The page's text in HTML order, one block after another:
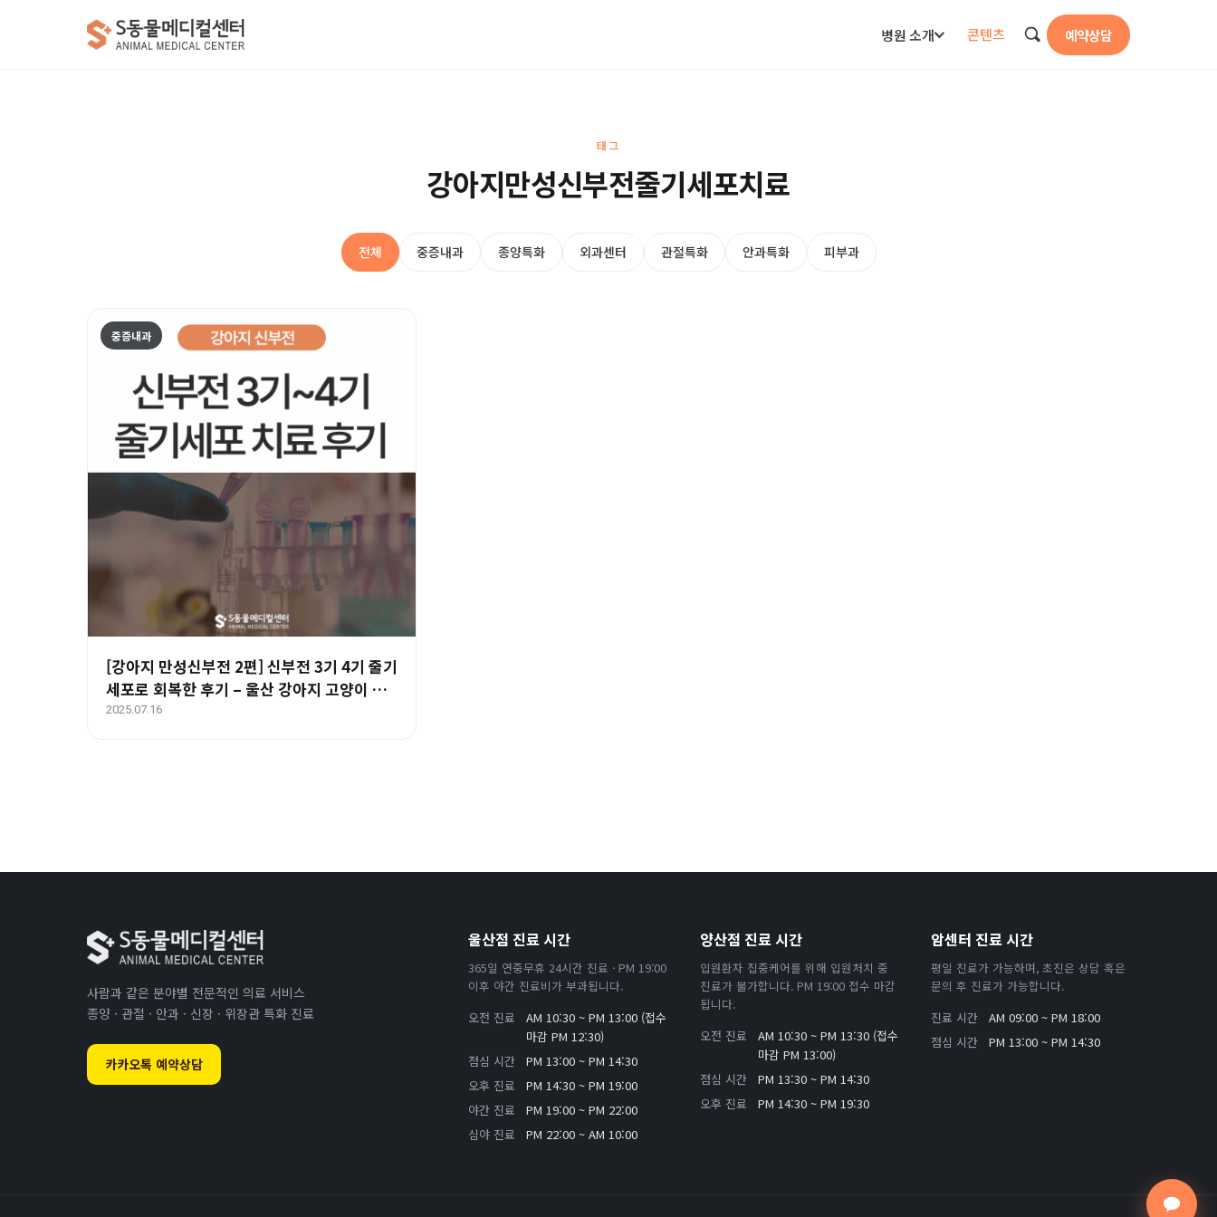
병원 소개 콘텐츠 예약상담
태그
강아지만성신부전줄기세포치료
전체 중증내과 종양특화 외과센터 관절특화 안과특화 피부과
중증내과
[강아지 만성신부전 2편] 신부전 3기 4기 줄기
세포로 회복한 후기 – 울산 강아지 고양이 신
장전문 에스동물병원
2025.07.16
사람과 같은 분야별 전문적인 의료 서비스
종양 · 관절 · 안과 · 신장 · 위장관 특화 진료
카카오톡 예약상담
울산점 진료 시간
365일 연중무휴 24시간 진료 · PM 19:00
이후 야간 진료비가 부과됩니다.
오전 진료
AM 10:30 ~ PM 13:00 (접수
마감 PM 12:30)
점심 시간
PM 13:00 ~ PM 14:30
오후 진료
PM 14:30 ~ PM 19:00
야간 진료
PM 19:00 ~ PM 22:00
심야 진료
PM 22:00 ~ AM 10:00
양산점 진료 시간
입원환자 집중케어를 위해 입원처치 중
진료가 불가합니다. PM 19:00 접수 마감
됩니다.
오전 진료
AM 10:30 ~ PM 13:30 (접수
마감 PM 13:00)
점심 시간
PM 13:30 ~ PM 14:30
오후 진료
PM 14:30 ~ PM 19:30
암센터 진료 시간
평일 진료가 가능하며, 초진은 상담 혹은
문의 후 진료가 가능합니다.
진료 시간
AM 09:00 ~ PM 18:00
점심 시간
PM 13:00 ~ PM 14:30